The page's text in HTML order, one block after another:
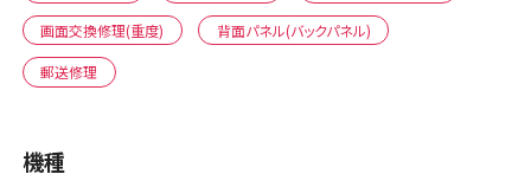
画面交換修理(重度) 背面パネル(バックパネル)
郵送修理
機種